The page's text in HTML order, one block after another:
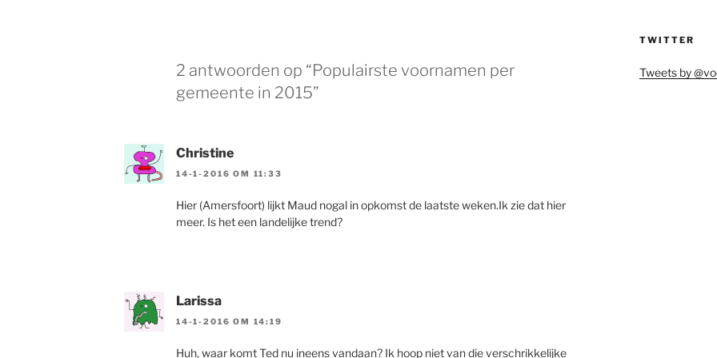
2 antwoorden op “Populairste voornamen per
gemeente in 2015”
Christine
14-1-2016 OM 11:33
Hier (Amersfoort) lijkt Maud nogal in opkomst de laatste weken.Ik zie dat hier
meer. Is het een landelijke trend?
Larissa
14-1-2016 OM 14:19
Huh, waar komt Ted nu ineens vandaan? Ik hoop niet van die verschrikkelijke
TWITTER
Tweets by